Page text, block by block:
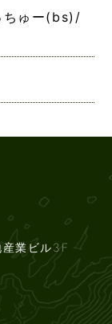
ちゅー(bs)/
業ビル3F